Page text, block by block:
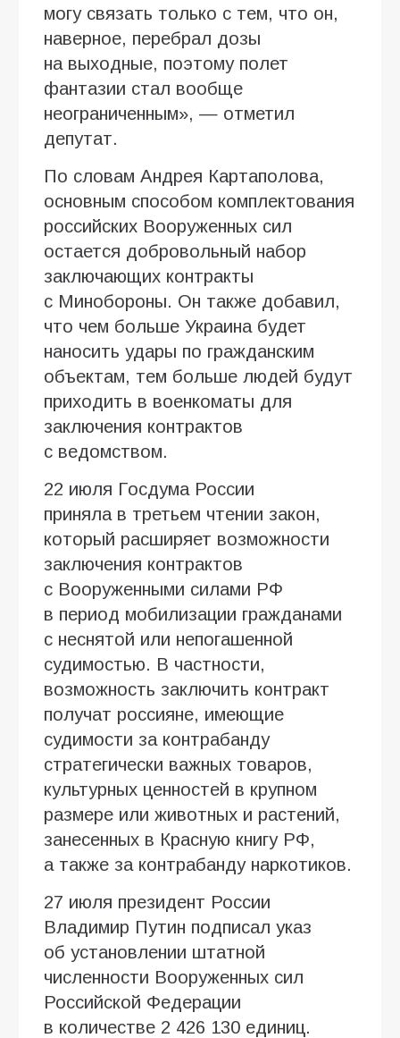
могу связать только с тем, что он,
наверное, перебрал дозы
на выходные, поэтому полет
фантазии стал вообще
неограниченным», — отметил
депутат.
По словам Андрея Картаполова,
основным способом комплектования
российских Вооруженных сил
остается добровольный набор
заключающих контракты
с Минобороны. Он также добавил,
что чем больше Украина будет
наносить удары по гражданским
объектам, тем больше людей будут
приходить в военкоматы для
заключения контрактов
с ведомством.
22 июля Госдума России
приняла в третьем чтении закон,
который расширяет возможности
заключения контрактов
с Вооруженными силами РФ
в период мобилизации гражданами
с неснятой или непогашенной
судимостью. В частности,
возможность заключить контракт
получат россияне, имеющие
судимости за контрабанду
стратегически важных товаров,
культурных ценностей в крупном
размере или животных и растений,
занесенных в Красную книгу РФ,
а также за контрабанду наркотиков.
27 июля президент России
Владимир Путин подписал указ
об установлении штатной
численности Вооруженных сил
Российской Федерации
в количестве 2 426 130 единиц.